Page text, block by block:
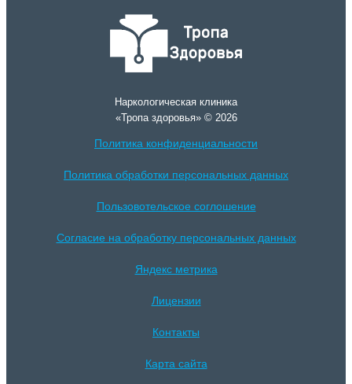
Наркологическая клиника
«Тропа здоровья» © 2026
Политика конфиденциальности
Политика обработки персональных данных
Пользовотельское соглошение
Согласие на обработку персональных данных
Яндекс метрика
Лицензии
Контакты
Карта сайта